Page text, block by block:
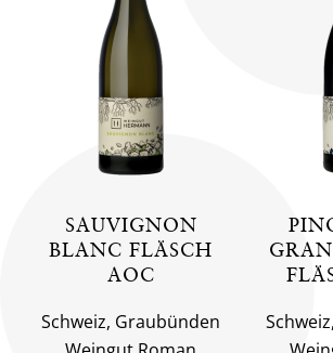
SAUVIGNON
BLANC FLÄSCH
AOC
Schweiz, Graubünden